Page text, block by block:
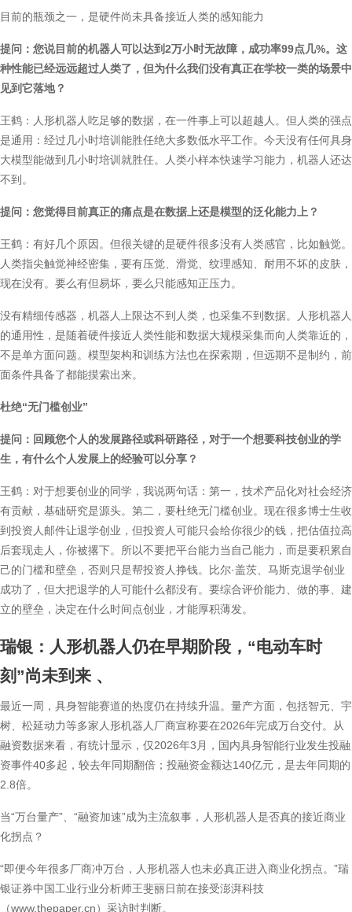
目前的瓶颈之一，是硬件尚未具备接近人类的感知能力
提问：您说目前的机器人可以达到2万小时无故障，成功率99点几%。这
种性能已经远远超过人类了，但为什么我们没有真正在学校一类的场景中
见到它落地？
王鹤：人形机器人吃足够的数据，在一件事上可以超越人。但人类的强点
是通用：经过几小时培训能胜任绝大多数低水平工作。今天没有任何具身
大模型能做到几小时培训就胜任。人类小样本快速学习能力，机器人还达
不到。
提问：您觉得目前真正的痛点是在数据上还是模型的泛化能力上？
王鹤：有好几个原因。但很关键的是硬件很多没有人类感官，比如触觉。
人类指尖触觉神经密集，要有压觉、滑觉、纹理感知、耐用不坏的皮肤，
现在没有。要么有但易坏，要么只能感知正压力。
没有精细传感器，机器人上限达不到人类，也采集不到数据。人形机器人
的通用性，是随着硬件接近人类性能和数据大规模采集而向人类靠近的，
不是单方面问题。模型架构和训练方法也在探索期，但远期不是制约，前
面条件具备了都能摸索出来。
杜绝“无门槛创业”
提问：回顾您个人的发展路径或科研路径，对于一个想要科技创业的学
生，有什么个人发展上的经验可以分享？
王鹤：对于想要创业的同学，我说两句话：第一，技术产品化对社会经济
有贡献，基础研究是源头。第二，要杜绝无门槛创业。现在很多博士生收
到投资人邮件让退学创业，但投资人可能只会给你很少的钱，把估值拉高
后套现走人，你被撂下。所以不要把平台能力当自己能力，而是要积累自
己的门槛和壁垒，否则只是帮投资人挣钱。比尔·盖茨、马斯克退学创业
成功了，但大把退学的人可能什么都没有。要综合评价能力、做的事、建
立的壁垒，决定在什么时间点创业，才能厚积薄发。
瑞银：人形机器人仍在早期阶段，“电动车时
刻”尚未到来 、
最近一周，具身智能赛道的热度仍在持续升温。量产方面，包括智元、宇
树、松延动力等多家人形机器人厂商宣称要在2026年完成万台交付。从
融资数据来看，有统计显示，仅2026年3月，国内具身智能行业发生投融
资事件40多起，较去年同期翻倍；投融资金额达140亿元，是去年同期的
2.8倍。
当“万台量产”、“融资加速”成为主流叙事，人形机器人是否真的接近商业
化拐点？
“即便今年很多厂商冲万台，人形机器人也未必真正进入商业化拐点。”瑞
银证券中国工业行业分析师王斐丽日前在接受澎湃科技
（www.thepaper.cn）采访时判断。